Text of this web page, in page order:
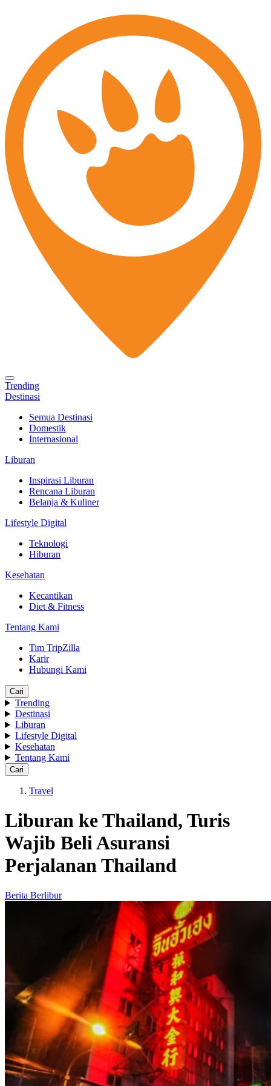
Trending
Destinasi
Semua Destinasi
Domestik
Internasional
Liburan
Inspirasi Liburan
Rencana Liburan
Belanja & Kuliner
Lifestyle Digital
Teknologi
Hiburan
Kesehatan
Kecantikan
Diet & Fitness
Tentang Kami
Tim TripZilla
Karir
Hubungi Kami
Cari
Trending
Destinasi
Liburan
Lifestyle Digital
Kesehatan
Tentang Kami
Cari
Travel
Liburan ke Thailand, Turis
Wajib Beli Asuransi
Perjalanan Thailand
Berita Berlibur